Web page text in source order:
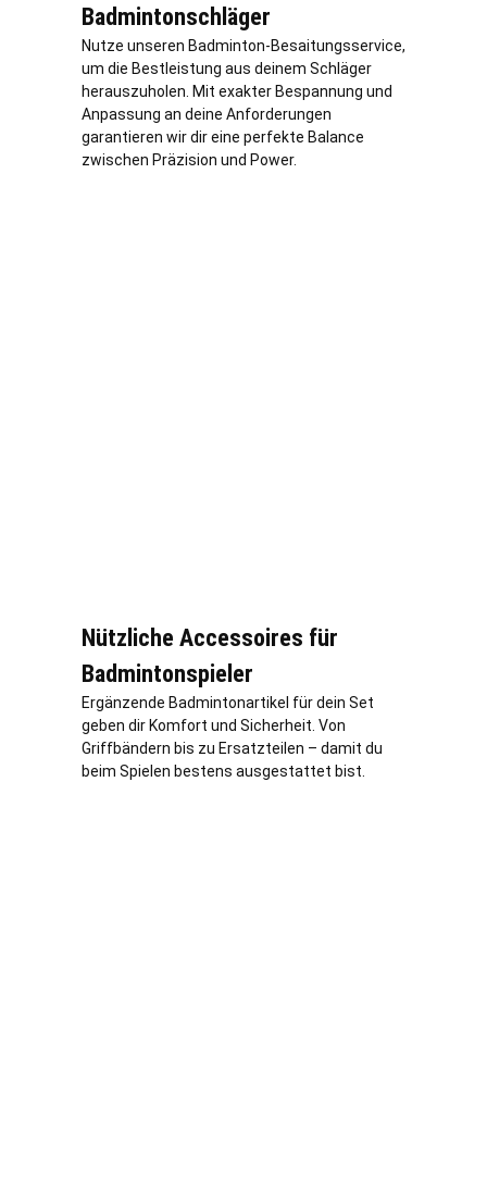
Badmintonschläger
Nutze unseren Badminton-Besaitungsservice,
um die Bestleistung aus deinem Schläger
herauszuholen. Mit exakter Bespannung und
Anpassung an deine Anforderungen
garantieren wir dir eine perfekte Balance
zwischen Präzision und Power.
Nützliche Accessoires für
Badmintonspieler
Ergänzende Badmintonartikel für dein Set
geben dir Komfort und Sicherheit. Von
Griffbändern bis zu Ersatzteilen – damit du
beim Spielen bestens ausgestattet bist.